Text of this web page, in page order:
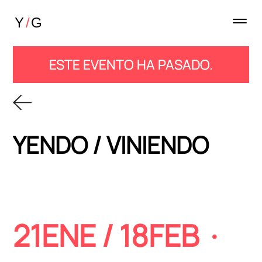
ESTE EVENTO HA PASADO.
YENDO / VINIENDO
21ENE / 18FEB ·